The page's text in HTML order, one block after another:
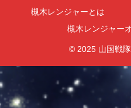
槻木レンジャーとは
槻木レンジャー
© 2025 山国戦